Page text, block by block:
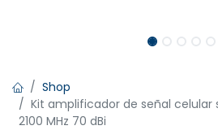
Shop
Kit amplificador de señal celular
2100 MHz 70 dBi